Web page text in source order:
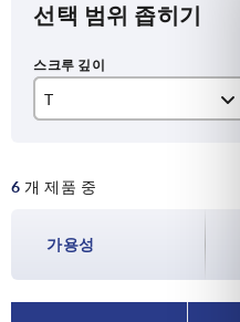
선택 범위 좁히기
T
12
18
6 개 제품 중
가용성